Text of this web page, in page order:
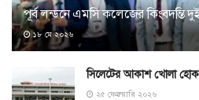
পূর্ব লন্ডনে এমসি কলেজের কিংবদন্তি দুই
১৮ মে ২০২৬
সিলেটের আকাশ খোলা
২৫ ফেব্রুয়ারি ২০২৬